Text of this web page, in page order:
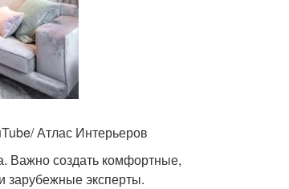
Атлас Интерьеров
Важно создать комфортные,
зарубежные эксперты.